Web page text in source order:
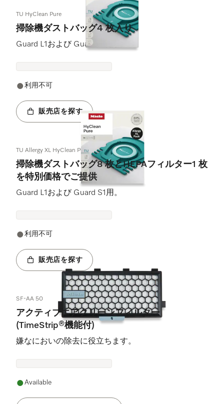
TU HyClean Pure
掃除機ダストバッグ4 枚入り
Guard L1および Guard S1用。
利用不可
販売店を探す
TU Allergy XL HyClean Pure
掃除機ダストバッグ8 枚とHEPAフィルター1 枚
を特別価格でご提供
Guard L1および Guard S1用。
利用不可
販売店を探す
SF-AA 50
アクティブエアクリーンフィルター
(TimeStrip®機能付)
嫌なにおいの除去に役立ちます。
Available